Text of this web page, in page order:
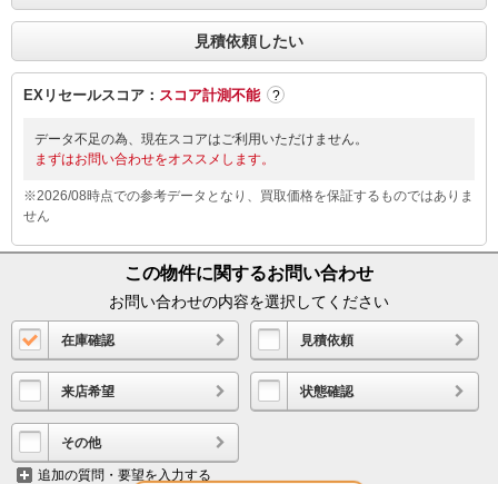
見積依頼したい
EXリセールスコア： スコア計測不能 ?
データ不足の為、現在スコアはご利用いただけません。
まずはお問い合わせをオススメします。
※2026/08時点での参考データとなり、買取価格を保証するものではありま
せん
この物件に関するお問い合わせ
お問い合わせの内容を選択してください
在庫確認 見積依頼
来店希望 状態確認
その他
追加の質問・要望を入力する